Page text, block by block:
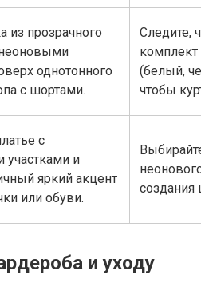
из прозрачного
однотонного
с шортами.
Следите,
(белый,
чтобы
с
участками и
яркий акцент
или обуви.
создания
и уходу